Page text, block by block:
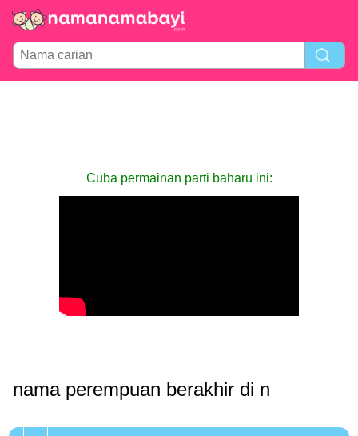
Cuba permainan parti baharu ini:
nama perempuan berakhir di n